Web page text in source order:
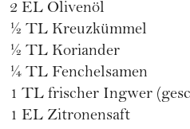
2 EL Olivenöl
½ TL Kreuzkümmel
½ TL Koriander
¼ TL Fenchelsamen
1 TL frischer Ingwer
1 EL Zitronensaft